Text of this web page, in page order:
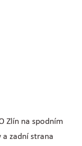
Zlín na spodním
zadní strana